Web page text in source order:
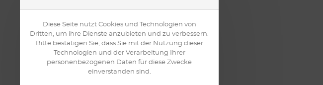
Diese Seite nutzt Cookies und Technologien von
Dritten, um ihre Dienste anzubieten und zu verbessern.
Bitte bestätigen Sie, dass Sie mit der Nutzung dieser
Technologien und der Verarbeitung Ihrer
personenbezogenen Daten für diese Zwecke
einverstanden sind.